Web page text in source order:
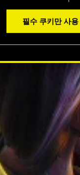
필수 쿠키만 사용